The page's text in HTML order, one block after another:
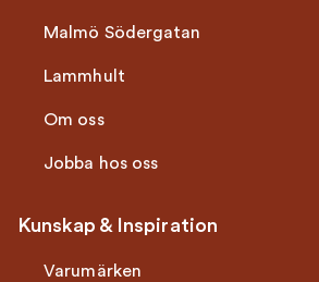
Malmö Södergatan
Lammhult
Om oss
Jobba hos oss
Kunskap & Inspiration
Varumärken